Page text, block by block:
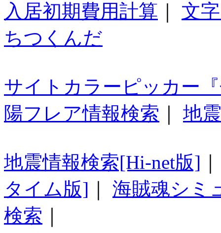
入居初期費用計算
文
ちつくんだ
サイトカラーピッカー
陽フレア情報検索
地
地震情報検索[Hi-net版]
タイム版]
海賊魂シミ
検索